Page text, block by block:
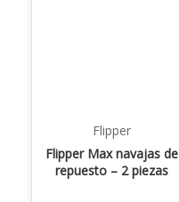
Flipper
Flipper Max navajas de
repuesto – 2 piezas